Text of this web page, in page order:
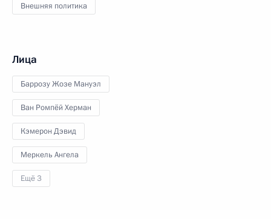
Внешняя политика
Лица
Баррозу Жозе Мануэл
Ван Ромпёй Херман
Кэмерон Дэвид
Меркель Ангела
Ещё 3